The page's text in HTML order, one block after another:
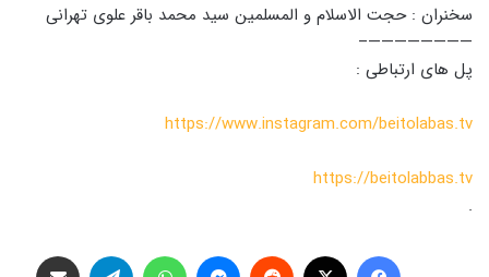
سخنران : حجت الاسلام و المسلمین سید محمد باقر علوی تهرانی
————————–
پل های ارتباطی :
https://www.instagram.com/beitolabas.tv
https://beitolabbas.tv
.
فیس بوک
‫رددیت